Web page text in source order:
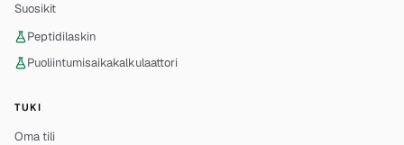
Suosikit
Peptidilaskin
Puoliintumisaikakalkulaattori
TUKI
Oma tili